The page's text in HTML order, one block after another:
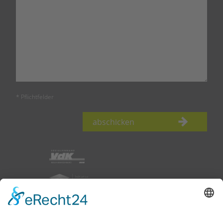
* Pflichtfelder
abschicken